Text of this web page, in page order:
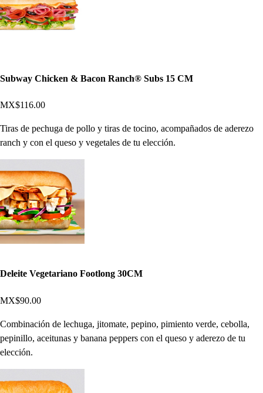
Subway Chicken & Bacon Ranch® Subs 15 CM
MX$116.00
Tiras de pechuga de pollo y tiras de tocino, acompañados de aderezo
ranch y con el queso y vegetales de tu elección.
Deleite Vegetariano Footlong 30CM
MX$90.00
Combinación de lechuga, jitomate, pepino, pimiento verde, cebolla,
pepinillo, aceitunas y banana peppers con el queso y aderezo de tu
elección.